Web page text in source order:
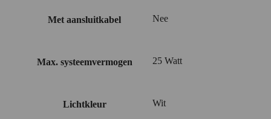
Met aansluitkabel Nee
Max. systeemvermogen 25 Watt
Lichtkleur Wit